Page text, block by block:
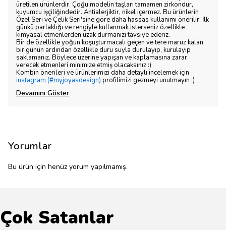
üretilen ürünlerdir. Çoğu modelin taşları tamamen zirkondur,
kuyumcu işçiliğindedir. Antialerjiktir, nikel içermez. Bu ürünlerin
Özel Seri ve Çelik Seri'sine göre daha hassas kullanımı önerilir. İlk
günkü parlaklığı ve rengiyle kullanmak isterseniz özellikle
kimyasal etmenlerden uzak durmanızı tavsiye ederiz.
Bir de özellikle yoğun koşuşturmacalı geçen ve tere maruz kalan
bir günün ardından özellikle duru suyla durulayıp, kurulayıp
saklamanız. Böylece üzerine yapışan ve kaplamasına zarar
verecek etmenleri minimize etmiş olacaksınız :)
Kombin önerileri ve ürünlerimizi daha detaylı incelemek için
instagram (#myjoyasdesign) profilimizi gezmeyi unutmayın :)
Devamını Göster
Yorumlar
Bu ürün için henüz yorum yapılmamış.
Çok Satanlar